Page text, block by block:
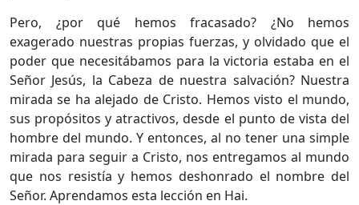
Pero, ¿por qué hemos fracasado? ¿No hemos
exagerado nuestras propias fuerzas, y olvidado que el
poder que necesitábamos para la victoria estaba en el
Señor Jesús, la Cabeza de nuestra salvación? Nuestra
mirada se ha alejado de Cristo. Hemos visto el mundo,
sus propósitos y atractivos, desde el punto de vista del
hombre del mundo. Y entonces, al no tener una simple
mirada para seguir a Cristo, nos entregamos al mundo
que nos resistía y hemos deshonrado el nombre del
Señor. Aprendamos esta lección en Hai.